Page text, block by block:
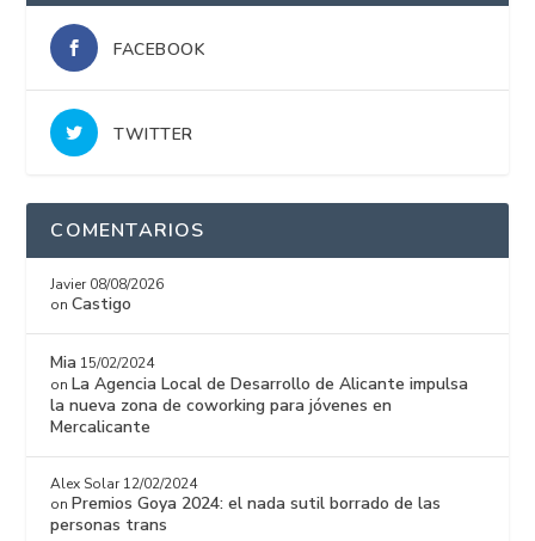
FACEBOOK
TWITTER
COMENTARIOS
Javier 08/08/2026
onCastigo
Mia 15/02/2024
on La Agencia Local de Desarrollo de Alicante impulsa
la nueva zona de coworking para jóvenes en
Mercalicante
Alex Solar 12/02/2024
on Premios Goya 2024: el nada sutil borrado de las
personas trans